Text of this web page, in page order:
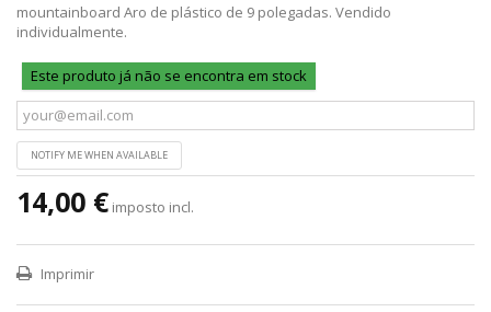
mountainboard Aro de plástico de 9 polegadas. Vendido
individualmente.
Este produto já não se encontra em stock
NOTIFY ME WHEN AVAILABLE
14,00 € imposto incl.
Imprimir